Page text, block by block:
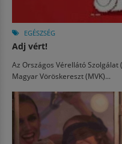
EGÉSZSÉG
Adj vért!
Az Országos Vérellátó Szolgálat
Magyar Vöröskereszt (MVK)...